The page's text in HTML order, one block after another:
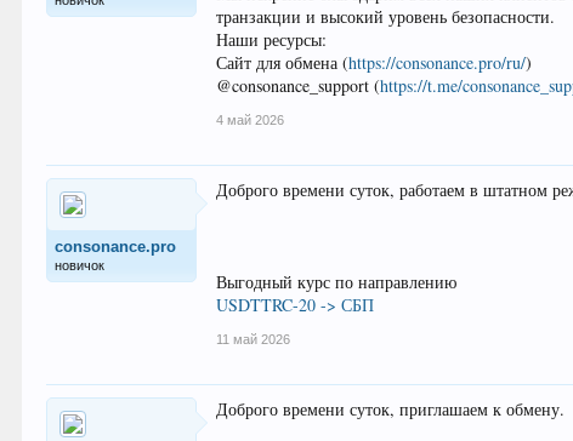
транзакции и высокий уровень безопасности.
Наши ресурсы:
Сайт для обмена (https://consonance.pro/ru/)
@consonance_support (https://t.me/
4 май 2026
consonance.pro
новичок
Доброго времени суток, работаем в штатном
Выгодный курс по направлению
USDTTRC-20 -> СБП
11 май 2026
Доброго времени суток, приглашаем к обмену.